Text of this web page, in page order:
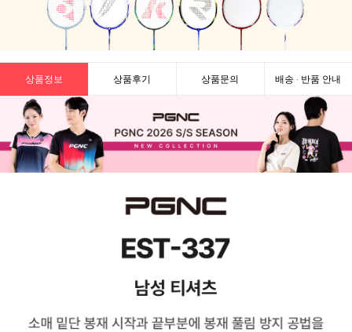
상품정보 상품후기 상품문의 배송 · 반품 안내